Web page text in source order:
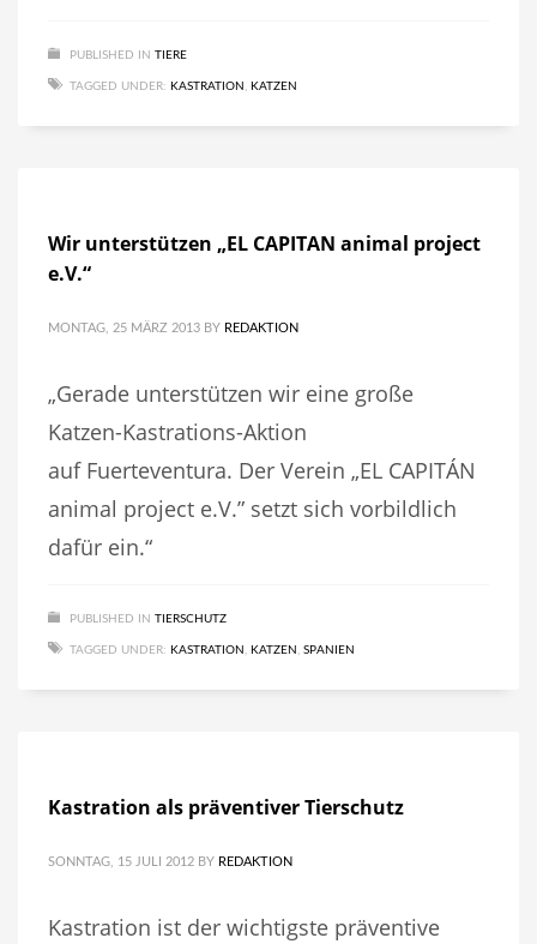
PUBLISHED IN TIERE
TAGGED UNDER: KASTRATION , KATZEN
Wir unterstützen „EL CAPITAN animal project
e.V.“
MONTAG, 25 MÄRZ 2013 BY REDAKTION
„Gerade unterstützen wir eine große
Katzen-Kastrations-Aktion
auf Fuerteventura. Der Verein „EL CAPITÁN
animal project e.V.” setzt sich vorbildlich
dafür ein.“
PUBLISHED IN TIERSCHUTZ
TAGGED UNDER: KASTRATION , KATZEN , SPANIEN
Kastration als präventiver Tierschutz
SONNTAG, 15 JULI 2012 BY REDAKTION
Kastration ist der wichtigste präventive